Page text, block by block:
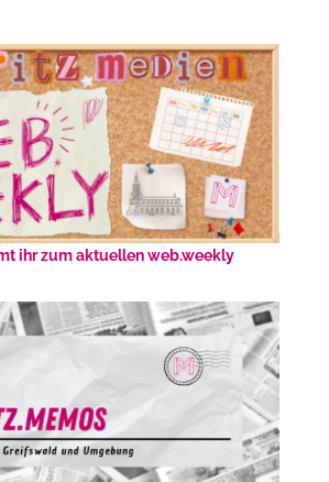
ihr zum aktuellen web.weekly